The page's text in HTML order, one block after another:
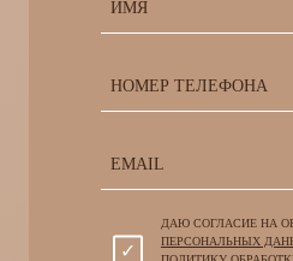
ДАЮ СОГЛАСИЕ НА
ПЕРСОНАЛЬНЫХ